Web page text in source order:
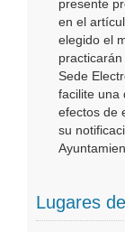
presente
en el
elegido el
Sede
facilite una
efectos de
su
Lugares